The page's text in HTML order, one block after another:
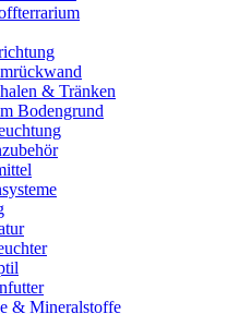
& Tränken
Bodengrund
& Mineralstoffe